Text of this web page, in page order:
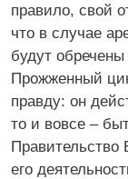
правило, свой
что в случае
будут
Прожженный
правду: он
то и вовсе –
Правительство
его